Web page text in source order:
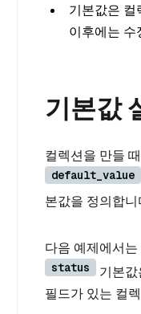
기본값은 컬
이후에는 수
기본값
컬렉션을 만들 때
default_value
본값을 정의합니
다음 예제에서는
status 기본값
필드가 있는 컬